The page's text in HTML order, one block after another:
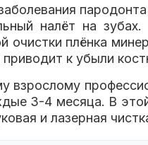
налёт на
очистки плёнка
к убыли
взрослому
3-4 месяца. В
и лазерная